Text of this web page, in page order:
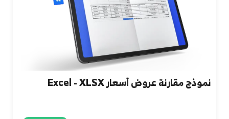
نموذج مقارنة عروض أسعار Excel - XLSX